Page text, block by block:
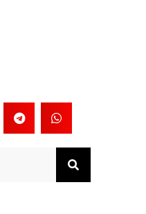
Search